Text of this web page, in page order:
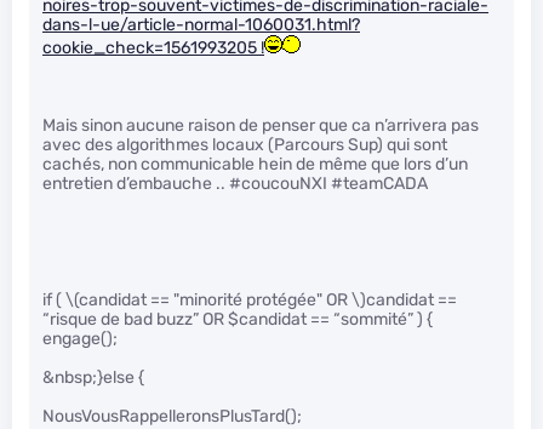
noires-trop-souvent-victimes-de-discrimination-raciale-
dans-l-ue/article-normal-1060031.html?
cookie_check=1561993205 !
Mais sinon aucune raison de penser que ca n’arrivera pas
avec des algorithmes locaux (Parcours Sup) qui sont
cachés, non communicable hein de même que lors d’un
entretien d’embauche .. #coucouNXI #teamCADA
if ( \(candidat == "minorité protégée" OR \)candidat ==
“risque de bad buzz” OR $candidat == “sommité” ) {
engage();
&nbsp;}else {
NousVousRappelleronsPlusTard();